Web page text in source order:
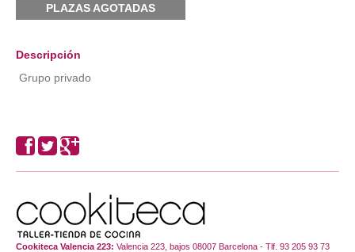
PLAZAS AGOTADAS
Descripción
Grupo privado
Cookiteca Valencia 223: Valencia 223, bajos 08007 Barcelona - Tlf. 93 205 93 73